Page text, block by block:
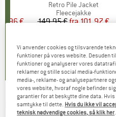
pris
€
)
Artikel
Retro Pile Jacket
Produktgruppe
Fleecejakke
Pris
149,95 € Nedsat pris
fra101,97 €
4,6(71)
LEATT - MTB Gravity
Vi anvender cookies og tilsvarende
funktioner på vores website. Desuden
funktioner og analyserer vores
reklamer og stille social media-
media-, reklame- og analysepartnere
vores website, hvoraf nogle befinder
garantier for at beskytte dine data.
samtykke til dette. Hvis du ikke vil
teknisk nødvendige cookies, så klik her